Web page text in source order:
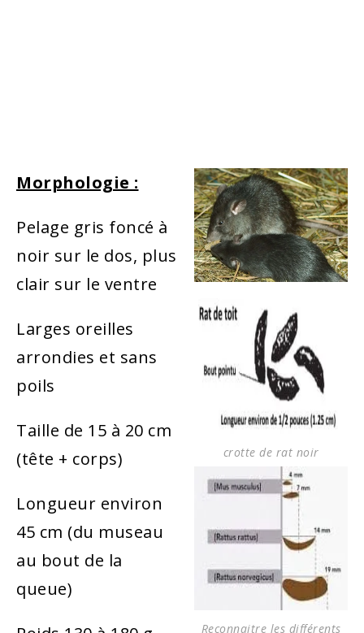
Morphologie :
Pelage gris foncé à
noir sur le dos, plus
clair sur le ventre
Larges oreilles
arrondies et sans
poils
Taille de 15 à 20 cm
(tête + corps)
Longueur environ
45 cm (du museau
au bout de la
queue)
crotte de rat noir
Reconnaitre les différents